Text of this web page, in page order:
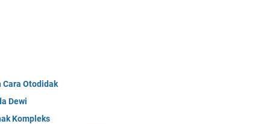
Otodidak
Dewi
Kompleks